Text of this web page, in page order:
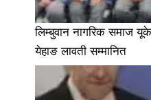
लिम्बुवान नागरिक समाज
येहाङ लावती सम्मानित